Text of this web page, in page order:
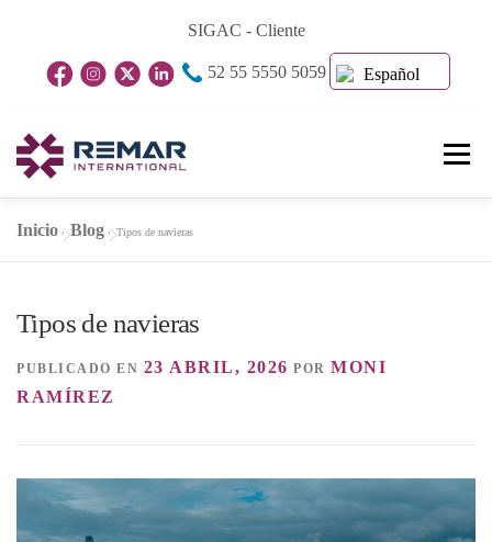
contenido
SIGAC - Cliente
52 55 5550 5059 Español
Menú
Inicio Nosotros
Blog Contacto
Inicio »Blog »Tipos de navieras
Tipos de navieras
PUBLICADO EN 23 ABRIL, 2026 POR MONI
RAMÍREZ